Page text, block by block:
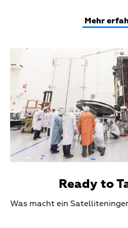
Mehr
Media
Ready to
Teaser
Was macht ein